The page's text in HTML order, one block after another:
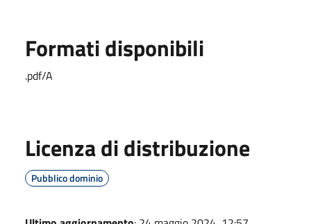
Formati disponibili
.pdf/A
Licenza di distribuzione
Pubblico dominio